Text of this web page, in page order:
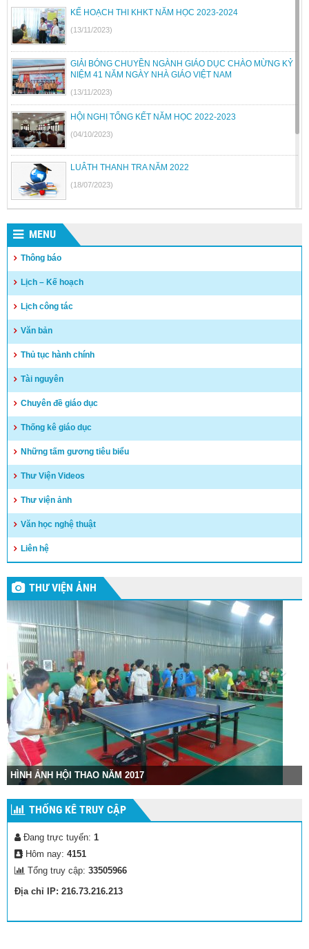
KẾ HOẠCH THI KHKT NĂM HỌC 2023-2024
(13/11/2023)
GIẢI BÓNG CHUYỀN NGÀNH GIÁO DỤC CHÀO MỪNG KỶ
NIỆM 41 NĂM NGÀY NHÀ GIÁO VIỆT NAM
(13/11/2023)
HỘI NGHỊ TỔNG KẾT NĂM HỌC 2022-2023
(04/10/2023)
LUÂTH THANH TRA NĂM 2022
(18/07/2023)
(26/06/2023)
Quyết định công khai quyết toán thu chi NSNN năm 2022
(04/05/2023)
MENU
Thông báo
Lịch – Kế hoạch
Lịch công tác
Văn bản
Thủ tục hành chính
Tài nguyên
Chuyên đề giáo dục
Thống kê giáo dục
Những tấm gương tiêu biểu
Thư Viện Videos
Thư viện ảnh
Văn học nghệ thuật
Liên hệ
THƯ VIỆN ẢNH
Hình ảnh cuộc thi tốt nghiệp THPT Quốc Gia
THỐNG KÊ TRUY CẬP
Đang trực tuyến: 1
Hôm nay: 4151
Tổng truy cập: 33505966
Địa chỉ IP: 216.73.216.213